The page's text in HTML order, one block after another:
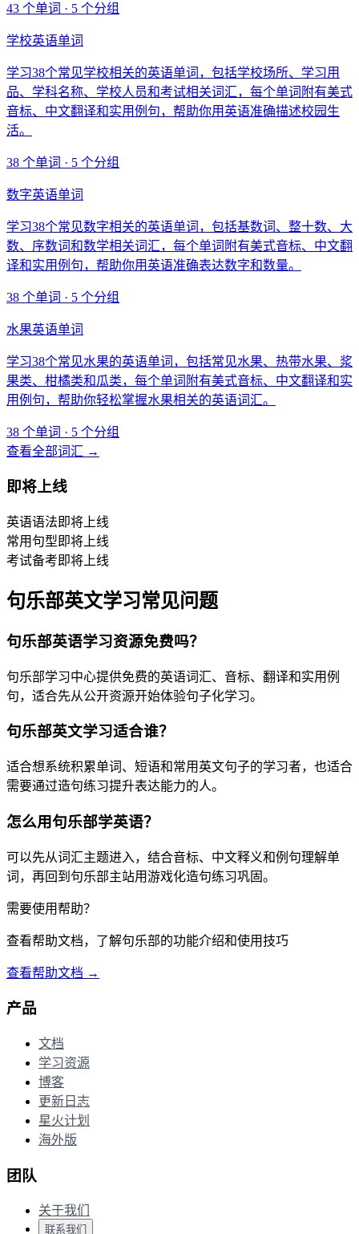
43 个单词 · 5 个分组
学校英语单词
学习38个常见学校相关的英语单词，包括学校场所、学习用
品、学科名称、学校人员和考试相关词汇，每个单词附有美式
音标、中文翻译和实用例句，帮助你用英语准确描述校园生
活。
38 个单词 · 5 个分组
数字英语单词
学习38个常见数字相关的英语单词，包括基数词、整十数、大
数、序数词和数学相关词汇，每个单词附有美式音标、中文翻
译和实用例句，帮助你用英语准确表达数字和数量。
38 个单词 · 5 个分组
水果英语单词
学习38个常见水果的英语单词，包括常见水果、热带水果、浆
果类、柑橘类和瓜类，每个单词附有美式音标、中文翻译和实
用例句，帮助你轻松掌握水果相关的英语词汇。
38 个单词 · 5 个分组
查看全部词汇 →
即将上线
英语语法 即将上线
常用句型 即将上线
考试备考 即将上线
句乐部英文学习常见问题
句乐部英语学习资源免费吗？
句乐部学习中心提供免费的英语词汇、音标、翻译和实用例
句，适合先从公开资源开始体验句子化学习。
句乐部英文学习适合谁？
适合想系统积累单词、短语和常用英文句子的学习者，也适合
需要通过造句练习提升表达能力的人。
怎么用句乐部学英语？
可以先从词汇主题进入，结合音标、中文释义和例句理解单
词，再回到句乐部主站用游戏化造句练习巩固。
需要使用帮助？
查看帮助文档，了解句乐部的功能介绍和使用技巧
查看帮助文档 →
产品
文档
学习资源
博客
更新日志
星火计划
海外版
团队
关于我们
联系我们